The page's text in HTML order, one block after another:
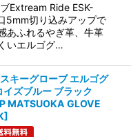
Extream Ride ESK-
5mm切り込みアップで
あふれるやぎ革、牛革
いエルゴグ…
キーグローブ エルゴグ
イズブルー ブラック
MATSUOKA GLOVE
]